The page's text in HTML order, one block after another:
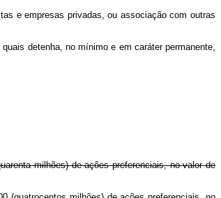
e empresas privadas, ou associação com outras
detenha, no mínimo e em caráter permanente,
milhões) de ações preferenciais, no valor de